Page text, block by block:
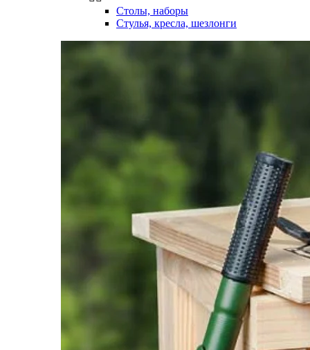
Столы, наборы
Стулья, кресла, шезлонги